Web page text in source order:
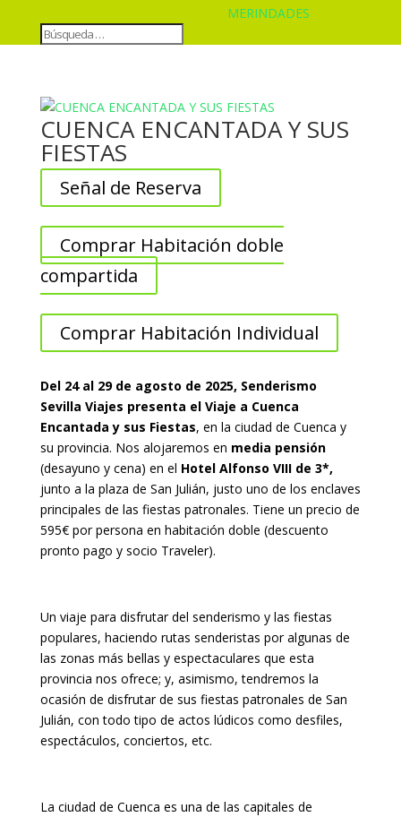
MERINDADES
CUENCA ENCANTADA Y SUS
FIESTAS
Señal de Reserva
Comprar Habitación doble
compartida
Comprar Habitación Individual
Del 24 al 29 de agosto de 2025, Senderismo
Sevilla Viajes presenta el Viaje a Cuenca
Encantada y sus Fiestas, en la ciudad de Cuenca y
su provincia. Nos alojaremos en media pensión
(desayuno y cena) en el Hotel Alfonso VIII de 3*,
junto a la plaza de San Julián, justo uno de los enclaves
principales de las fiestas patronales. Tiene un precio de
595€ por persona en habitación doble (descuento
pronto pago y socio Traveler).
Un viaje para disfrutar del senderismo y las fiestas
populares, haciendo rutas senderistas por algunas de
las zonas más bellas y espectaculares que esta
provincia nos ofrece; y, asimismo, tendremos la
ocasión de disfrutar de sus fiestas patronales de San
Julián, con todo tipo de actos lúdicos como desfiles,
espectáculos, conciertos, etc.
La ciudad de Cuenca es una de las capitales de